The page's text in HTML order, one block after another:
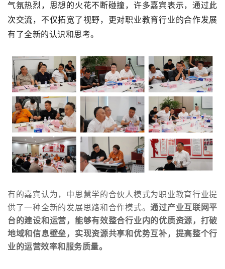
气氛热烈，思想的火花不断碰撞，许多嘉宾表示，通过此
次交流，不仅拓宽了视野，更对职业教育行业的合作发展
有了全新的认识和思考。
有的嘉宾认为，中思慧学的合伙人模式为职业教育行业提
供了一种全新的发展思路和合作模式。通过产业互联网平
台的建设和运营，能够有效整合行业内的优质资源，打破
地域和信息壁垒，实现资源共享和优势互补，提高整个行
业的运营效率和服务质量。